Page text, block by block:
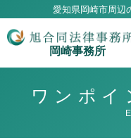
愛知県岡崎市周辺
岡崎事務所
ワンポイ